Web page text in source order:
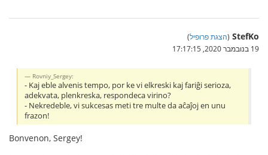
StefKo
(הצגת פרופיל)
19 בנובמבר 2020, 17:17:15
Rovniy_Sergey:
- Kaj eble alvenis tempo, por ke vi elkreski kaj fariĝi serioza,
adekvata, plenkreska, respondeca virino?
- Nekredeble, vi sukcesas meti tre multe da aĉaĵoj en unu
frazon!
Bonvenon, Sergey!